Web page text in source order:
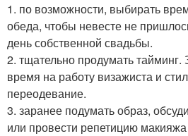
1. по возможности, выбирать
обеда, чтобы невесте не
день собственной свадьбы.
2. тщательно продумать тайминг.
время на работу визажиста и
переодевание.
3. заранее подумать образ,
или провести репетицию